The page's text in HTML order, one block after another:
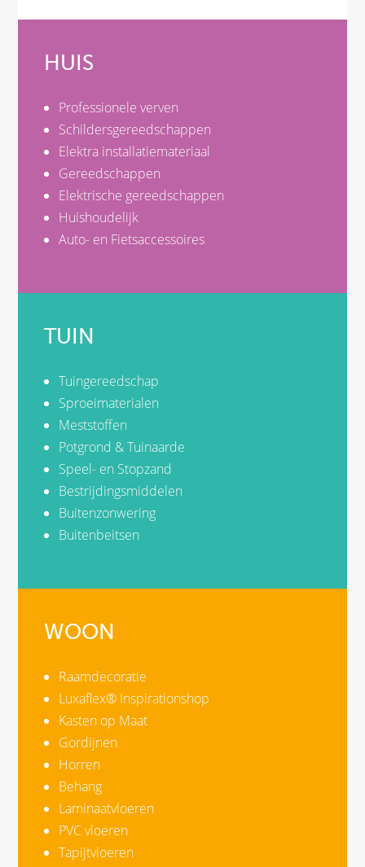
HUIS
Professionele verven
Schildersgereedschappen
Elektra installatiemateriaal
Gereedschappen
Elektrische gereedschappen
Huishoudelijk
Auto- en Fietsaccessoires
TUIN
Tuingereedschap
Sproeimaterialen
Meststoffen
Potgrond & Tuinaarde
Speel- en Stopzand
Bestrijdingsmiddelen
Buitenzonwering
Buitenbeitsen
WOON
Raamdecoratie
Luxaflex® Inspirationshop
Kasten op Maat
Gordijnen
Horren
Behang
Laminaatvloeren
PVC vloeren
Tapijtvloeren